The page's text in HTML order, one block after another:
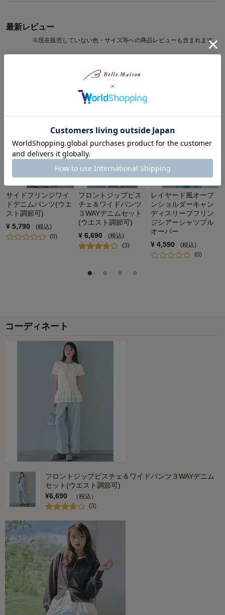
最新レビュー
※現在販売していない色・サイズ等への商品レビューも含まれます。
SIS by Papellapizのおすすめアイテム
サイドフリンジワイ
ドデニムパンツ(ウエ
スト調節可)
¥ 5,790
(税込)
(0)
フロントジップビス
チェ＆ワイドパンツ
３WAYデニムセット
(ウエスト調節可)
¥ 6,690
(税込)
(3)
レイヤード風オープ
ンショルダーキャン
ディスリーブフリン
ジシアーシャツプル
オーバー
¥ 4,590
(税込)
(0)
コーディネート
フロントジップビスチェ＆ワイドパンツ３WAYデニム
セット(ウエスト調節可)
¥6,690
（税込）
(3)